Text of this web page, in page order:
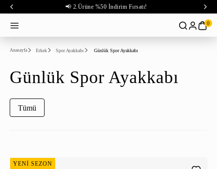
📢 2.Ürüne %50 İndirim Fırsatı!
0
Anasayfa Erkek Spor Ayakkabı Günlük Spor Ayakkabı
Günlük Spor Ayakkabı
Tümü
YENİ SEZON